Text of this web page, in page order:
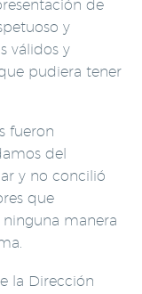
de
y
válidos y
pudiera tener
fueron
del
y no concilió
que
manera
la Dirección